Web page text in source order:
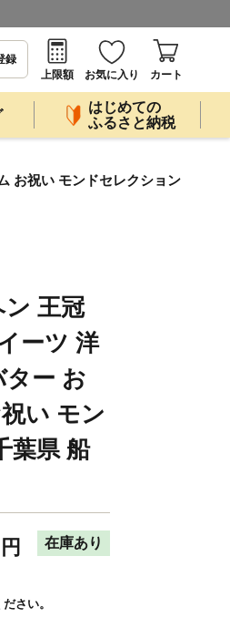
録
上限額
お気に入り カート
はじめての
ふるさと納税
お祝い モンドセレクション
王冠
ーツ 洋
ター お
い モン
葉県 船
円 在庫あり
さい。